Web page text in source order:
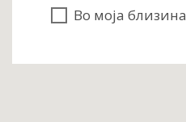
Во моја близина